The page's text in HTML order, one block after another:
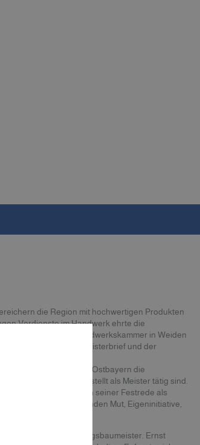
die Region mit hochwertigen Produkten
Verdienste im Handwerk ehrte die
Anfang Juni in der Handwerkskammer in Weiden
mit dem Goldenen Meisterbrief und der
35 Jahren in Ostbayern die
oder angestellt als Meister tätig sind.
die Geehrten in seiner Festrede als
in der sich die Tugenden Mut, Eigeninitiative,
Heizungsbaumeister. Ernst